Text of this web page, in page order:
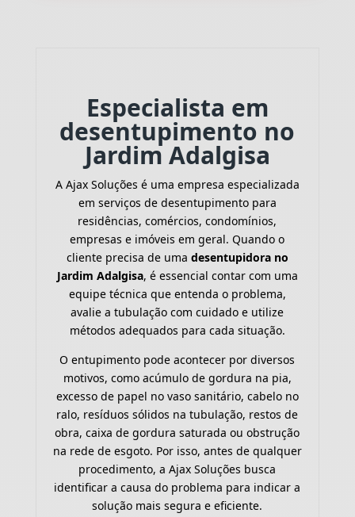
Especialista em
desentupimento no
Jardim Adalgisa
A Ajax Soluções é uma empresa especializada
em serviços de desentupimento para
residências, comércios, condomínios,
empresas e imóveis em geral. Quando o
cliente precisa de uma desentupidora no
Jardim Adalgisa, é essencial contar com uma
equipe técnica que entenda o problema,
avalie a tubulação com cuidado e utilize
métodos adequados para cada situação.
O entupimento pode acontecer por diversos
motivos, como acúmulo de gordura na pia,
excesso de papel no vaso sanitário, cabelo no
ralo, resíduos sólidos na tubulação, restos de
obra, caixa de gordura saturada ou obstrução
na rede de esgoto. Por isso, antes de qualquer
procedimento, a Ajax Soluções busca
identificar a causa do problema para indicar a
solução mais segura e eficiente.